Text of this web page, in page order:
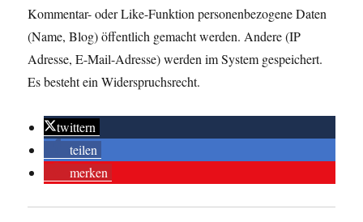
Kommentar- oder Like-Funktion personenbezogene Daten
(Name, Blog) öffentlich gemacht werden. Andere (IP
Adresse, E-Mail-Adresse) werden im System gespeichert.
Es besteht ein Widerspruchsrecht.
twittern
teilen
merken